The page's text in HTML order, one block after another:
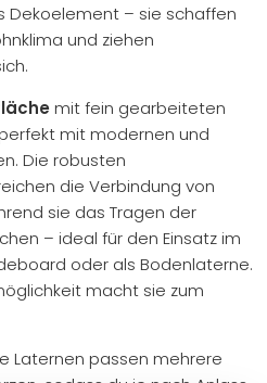
Dekoelement – sie schaffen
und ziehen
mit fein gearbeiteten
mit modernen und
Die robusten
die Verbindung von
sie das Tragen der
– ideal für den Einsatz im
oder als Bodenlaterne.
macht sie zum
Laternen passen mehrere